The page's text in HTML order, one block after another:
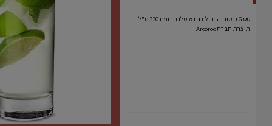
סט 6 כוסות הי בול דגם איסלנד בנפח 330 מ"ל
תוצרת חברת Arcoroc